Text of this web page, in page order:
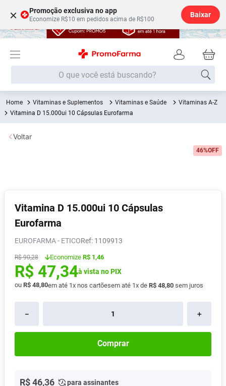
× Promoção exclusiva no app
Economize R$10 em pedidos acima de R$100
Baixar
O que você está buscando?
Vitaminas e Suplementos Vitaminas e Saúde
Vitaminas A-Z
Vitamina D 15.000ui 10 Cápsulas Eurofarma
46%OFF
Vitamina D 15.000ui 10 Cápsulas
Eurofarma
EUROFARMA - ETICO : 1109913
R$ 90,28 Economize R$ 1,46
R$ 47,34à vista no PIX
ou R$ 48,80em até 1x nos cartõesem até 1x de R$ 48,80 sem juros
＋
－
Comprar
R$46,36 para assinantes
Voltar
Termos mais buscados
1º Fralda
2
5º Fralda G
6º Desodorante
7º Shampoo
8º Pampers Confort Sec
9º Vitamina D
10 º Soro Fisiológico